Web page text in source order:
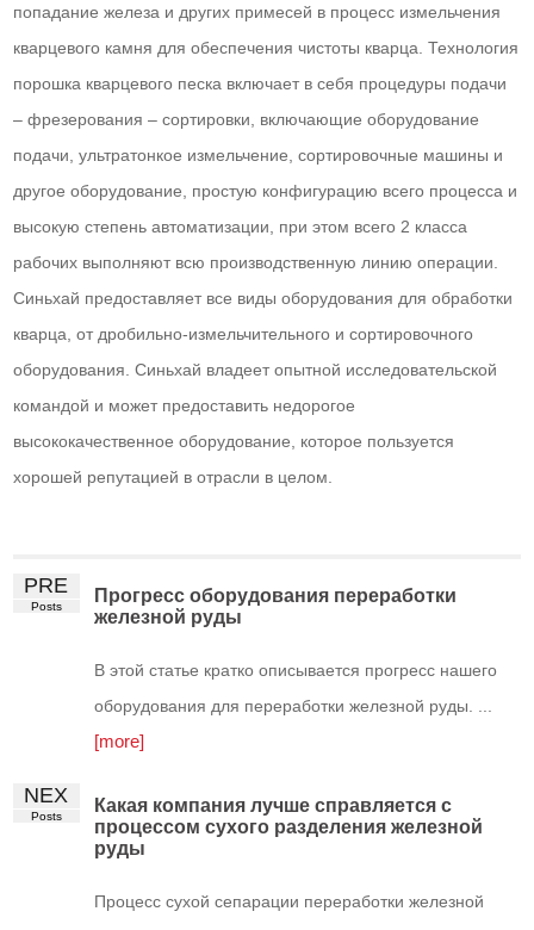
попадание железа и других примесей в процесс измельчения
кварцевого камня для обеспечения чистоты кварца. Технология
порошка кварцевого песка включает в себя процедуры подачи
– фрезерования – сортировки, включающие оборудование
подачи, ультратонкое измельчение, сортировочные машины и
другое оборудование, простую конфигурацию всего процесса и
высокую степень автоматизации, при этом всего 2 класса
рабочих выполняют всю производственную линию операции.
Синьхай предоставляет все виды оборудования для обработки
кварца, от дробильно-измельчительного и сортировочного
оборудования. Синьхай владеет опытной исследовательской
командой и может предоставить недорогое
высококачественное оборудование, которое пользуется
хорошей репутацией в отрасли в целом.
PRE
Posts
Прогресс оборудования переработки
железной руды
В этой статье кратко описывается прогресс нашего
оборудования для переработки железной руды. ...
[more]
NEX
Posts
Какая компания лучше справляется с
процессом сухого разделения железной
руды
Процесс сухой сепарации переработки железной